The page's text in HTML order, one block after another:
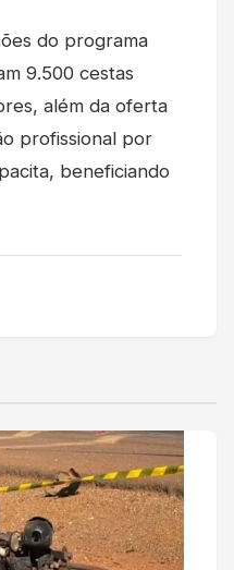
do programa
9.500 cestas
além da oferta
profissional por
beneficiando